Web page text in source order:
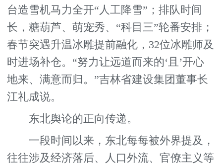
台造雪机马力全开“人工降雪”；排队时间
长，糖葫芦、萌宠秀、“科目三”轮番安排；
春节突遇升温冰雕提前融化，32位冰雕师及
时进场补仓。“努力让远道而来的‘且’开心
地来、满意而归。”吉林省建设集团董事长
江礼成说。
东北舆论的正向传递。
一段时间以来，东北每每被外界提及，
往往涉及经济落后、人口外流、官僚主义等